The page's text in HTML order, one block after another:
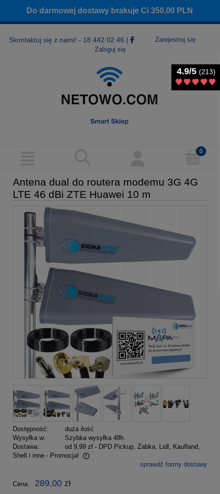
Do darmowej dostawy brakuje Ci350,00 PLN
Skontaktuj się z nami! - 18 442 02 46 |
Zarejestruj się
Zaloguj się
Antena dual do routera modemu 3G 4G
LTE 46 dBi ZTE Huawei 10 m
Dostępność:
duża ilość
Wysyłka w:
Szybka wysyłka 48h
Dostawa:
od 9,99 zł - DPD Pickup, Żabka, Lidl, Kaufland,
Shell i inne - Promocja!
Cena nie zawiera ewentualnych kosztów płatnościsprawdź formy dostawy
Cena: 289,00 zł
4.9/5 (213)
4.9/5 (213)